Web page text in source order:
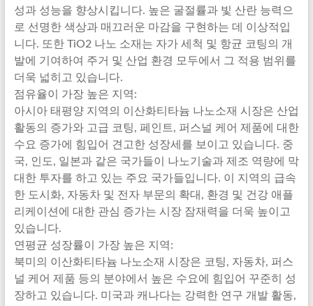
성과 성능을 향상시킵니다. 높은 굴절률과 빛 산란 능력으
로 선명한 색상과 매끄러운 마감을 구현하는 데 이상적입
니다. 또한 TiO2 나노 소재는 자가 세척 및 항균 코팅의 개
발에 기여하여 주거 및 산업 환경 모두에서 그 적용 범위를
더욱 넓히고 있습니다.
점유율이 가장 높은 지역:
아시아 태평양 지역의 이산화티타늄 나노소재 시장은 산업
활동의 증가와 고급 코팅, 페인트, 퍼스널 케어 제품에 대한
수요 증가에 힘입어 견고한 성장세를 보이고 있습니다. 중
국, 인도, 일본과 같은 국가들이 나노기술과 제조 역량에 막
대한 투자를 하고 있는 주요 국가들입니다. 이 지역의 급속
한 도시화, 자동차 및 전자 부문의 확대, 환경 및 건강 애플
리케이션에 대한 관심 증가는 시장 잠재력을 더욱 높이고
있습니다.
연평균 성장률이 가장 높은 지역:
북미의 이산화티타늄 나노소재 시장은 코팅, 자동차, 퍼스
널 케어 제품 등의 분야에서 높은 수요에 힘입어 꾸준히 성
장하고 있습니다. 미국과 캐나다는 강력한 연구 개발 활동,